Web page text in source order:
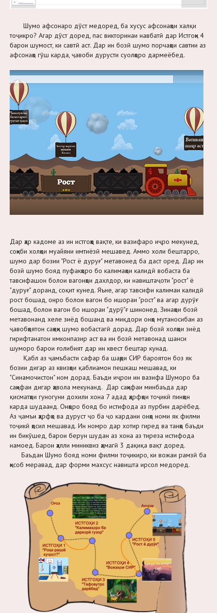
Шумо афсонаро дӯст медоред, ба хусус афсонаҳои халқи
тоҷикро? Агар дӯст доред, пас викторинаи навбатӣ дар Истгоҳи 4
барои шумост, ки савтӣ аст. Дар ин бозӣ шумо порчаҳои савтии аз
афсонаҳо гӯш карда, ҷавоби дурусти суолҳоро дармеёбед.
Дар ҳар кадоме аз ин истгоҳҳо вақте, ки вазифаро иҷро мекунед,
соҳиби холҳои муайяни имтиёзӣ мешавед. Аммо холи бештарро,
шумо дар бозии "Рост ё дуруғ" метавонед ба даст оред. Дар ин
бозӣ шумо бояд пуфакҳоро бо калимаҳои калидӣ вобаста ба
тавсифашон болои вагонҳои дахлдор, ки навиштаҷоти "рост" ё
"дуруғ" доранд, соқит кунед. Яъне, агар тавсифи калимаи калидӣ
рост бошад, онро болои вагон бо ишораи "рост" ва агар дурӯғ
бошад, болои вагон бо ишораи "дурӯ"ғ шинонед. Зинаҳои бозӣ
метавонанд хеле зиёд бошанд ва миқдори онҳо мутаносибан аз
ҷавобҳоятон саҳеҳи шумо вобастагӣ дорад. Дар бозӣ холҳои зиёд
гирифтанатон имконпазир аст ва ин бозӣ метавонад шанси
шуморо барои ғолибият дар ин квест бештар кунад.
Қабл аз ҷамъбасти сафар ба шаҳри СИР бароятон боз як
бозии дигар аз квизҳои қаблиамон пешкаш мешавад, ки
"Синамочистон" ном дорад. Баъди иҷрои ин вазифа Шуморо ба
саҳифаи дигар ҳавола мекунанд. Дар саҳифаи минбаъда дар
қисматҳои гуногуни дохили хона 7 адад ҳарфҳои тоҷикӣ пинҳон
карда шудаанд. Онҳоро бояд бо истифода аз пурбин дарёбед.
Аз ҷамъи ҳарфҳо ва дуруст ҷо ба ҷо кардани онҳо номи як филми
тоҷикӣ ҳосил мешавад. Ин номро дар хотир гиред ва танҳо баъди
ин бикӯшед, барои берун шудан аз хона аз тиреза истифода
намоед. Барои ҳалли миниквиз ҳамагӣ 3 дақиқа вақт доред.
Баъдан Шумо бояд номи филми тоҷикиро, ки вожаи рамзӣ ба
ҳисоб меравад, дар форми махсус навишта ирсол медоред.